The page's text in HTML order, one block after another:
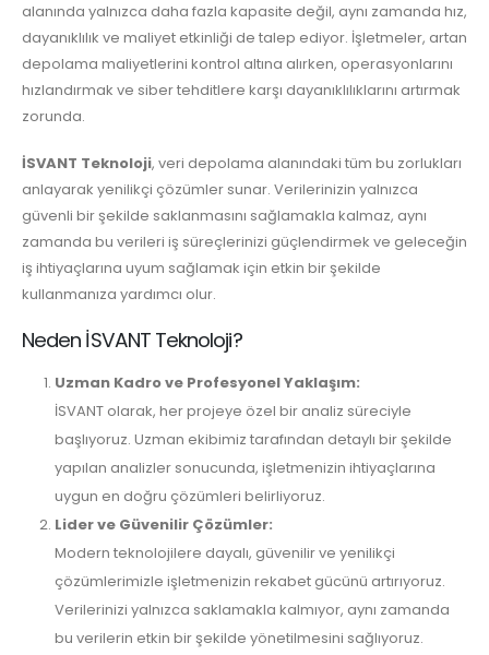
alanında yalnızca daha fazla kapasite değil, aynı zamanda hız,
dayanıklılık ve maliyet etkinliği de talep ediyor. İşletmeler, artan
depolama maliyetlerini kontrol altına alırken, operasyonlarını
hızlandırmak ve siber tehditlere karşı dayanıklılıklarını artırmak
zorunda.
İSVANT Teknoloji, veri depolama alanındaki tüm bu zorlukları
anlayarak yenilikçi çözümler sunar. Verilerinizin yalnızca
güvenli bir şekilde saklanmasını sağlamakla kalmaz, aynı
zamanda bu verileri iş süreçlerinizi güçlendirmek ve geleceğin
iş ihtiyaçlarına uyum sağlamak için etkin bir şekilde
kullanmanıza yardımcı olur.
Neden İSVANT Teknoloji?
Uzman Kadro ve Profesyonel Yaklaşım:
İSVANT olarak, her projeye özel bir analiz süreciyle
başlıyoruz. Uzman ekibimiz tarafından detaylı bir şekilde
yapılan analizler sonucunda, işletmenizin ihtiyaçlarına
uygun en doğru çözümleri belirliyoruz.
Lider ve Güvenilir Çözümler:
Modern teknolojilere dayalı, güvenilir ve yenilikçi
çözümlerimizle işletmenizin rekabet gücünü artırıyoruz.
Verilerinizi yalnızca saklamakla kalmıyor, aynı zamanda
bu verilerin etkin bir şekilde yönetilmesini sağlıyoruz.